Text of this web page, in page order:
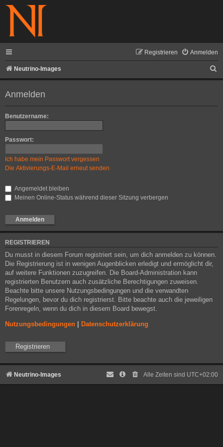
Anmelden
Registrieren
Neutrino-Images
u
Anmelden
Benutzername:
Passwort:
Ich habe mein Passwort vergessen
Die Aktivierungs-E-Mail erneut senden
Angemeldet bleiben
Meinen Online-Status während dieser Sitzung verbergen
REGISTRIEREN
Du musst in diesem Forum registriert sein, um dich anmelden zu können.
Die Registrierung ist in wenigen Augenblicken erledigt und ermöglicht dir,
auf weitere Funktionen zuzugreifen. Die Board-Administration kann
registrierten Benutzern auch zusätzliche Berechtigungen zuweisen.
Beachte bitte unsere Nutzungsbedingungen und die verwandten
Regelungen, bevor du dich registrierst. Bitte beachte auch die jeweiligen
Forenregeln, wenn du dich in diesem Board bewegst.
Nutzungsbedingungen Datenschutzerklärung
Registrieren
Neutrino-Images Alle Zeiten sind UTC+02:00